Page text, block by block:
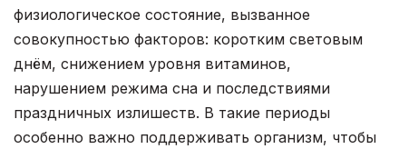
физиологическое состояние, вызванное
совокупностью факторов: коротким световым
днём, снижением уровня витаминов,
нарушением режима сна и последствиями
праздничных излишеств. В такие периоды
особенно важно поддерживать организм, чтобы